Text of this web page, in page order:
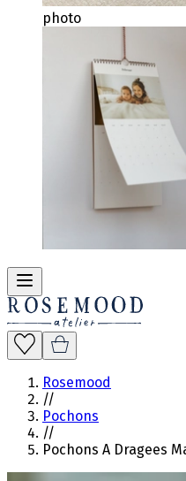
photo
Rosemood
//
Pochons
//
Pochons A Dragees